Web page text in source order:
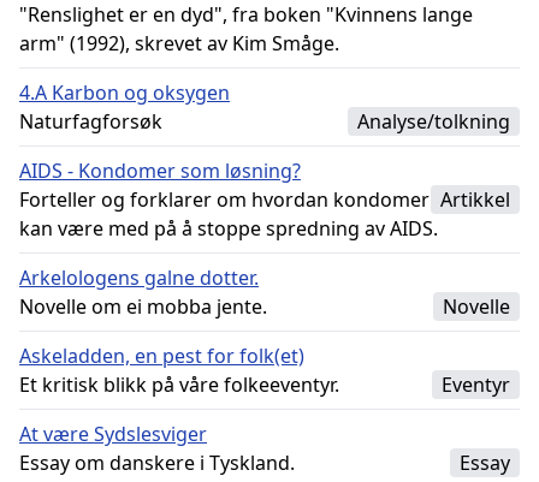
"Renslighet er en dyd", fra boken "Kvinnens lange
arm" (1992), skrevet av Kim Småge.
4.A Karbon og oksygen
Analyse/tolkning
Naturfagforsøk
AIDS - Kondomer som løsning?
Artikkel
Forteller og forklarer om hvordan kondomer
kan være med på å stoppe spredning av AIDS.
Arkelologens galne dotter.
Novelle
Novelle om ei mobba jente.
Askeladden, en pest for folk(et)
Eventyr
Et kritisk blikk på våre folkeeventyr.
At være Sydslesviger
Essay
Essay om danskere i Tyskland.